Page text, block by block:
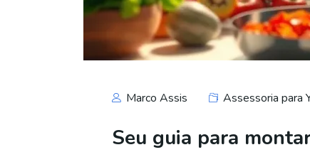
Marco Assis Assessoria para
Seu guia para